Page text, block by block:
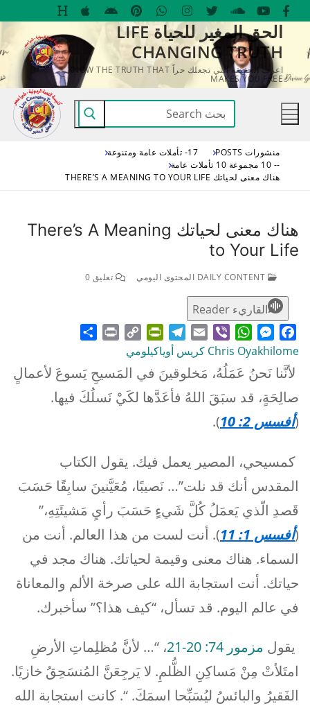
التجاوز
المحتوى
الحق المغير للحياة LIFE
CHANGING TRUTH
اعرف الحقيقة التي تجعلك حراً KNOW THE TRUTH THAT
MAKES YOU FREE
البحث
عن:
منشورات POSTS
17- تأملات عامة ومتنوعة
-- 10 مجموعة 10 تأملات عامة
هناك معنى لحياتك THERE’S A MEANING TO YOUR LIFE
هناك معنى لحياتك There’s A Meaning
to Your Life
تعليق 0
القاريء Reader
Facebook
Messenger
WhatsApp
Viber
Email
Telegram
PrintFriendly
Copy
Link
Chris Oyakhilome كريس أوياكيلومي
لأنَّنا نَحنُ عَمَلُهُ، مَخلوقينَ في المَسيحِ يَسوعَ لأعمالٍ
صالِحَةٍ، قد سبَقَ اللهُ فأعَدَّها لكَيْ نَسلُكَ فيها.
(أفسس 2: 10 ).
كمسيحي، المصير يعمل فيك. يقول الكتاب
المقدس أنك قد نلت”… نَصيبًا، مُعَيَّنينَ سابِقًا حَسَبَ
قَصدِ الّذي يَعمَلُ كُلَّ شَيءٍ حَسَبَ رأيِ مَشيئَتِهِ،”
(أفسس 1: 11
). أنت لست من هذا العالم. أنت من
السماء. هناك معنى وقيمة لحياتك. هناك مجد في
حياتك. أنت استجابة الله على صرخة الألم والمعاناة
في عالم اليوم. قد تسأل، “كيف هذا؟” سأخبرك.
يقول مزمور 74: 20-21
، “… لأنَّ مُظلِماتِ الأرضِ
امتَلأتْ مِنْ مَساكِنِ الظُّلمِ. لا يَرجِعَنَّ المُنسَحِقُ خازيًا.
الفَقيرُ والبائسُ ليُسَبِّحا اسمَكَ. “. كانت استجابة الله